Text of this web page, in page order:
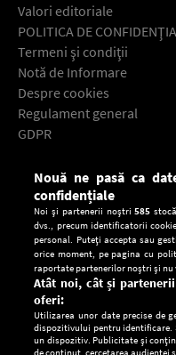
Valori editoriale
POLITICA DE
Termeni şi condiţii
Notă de Informare
Despre cookies
Regulament general
GDPR
Descarcă gratuit
Nouă ne pasă ca
confidențiale
Noi și partenerii noștri585
dvs., precum identificatorii
personal. Puteți accepta sau
orice moment, pe pagina cu
raportate partenerilor noștri și nu
Atât noi, cât și
oferi:
Utilizarea unor date precise de
dispozitivului pentru identificare.
un dispozitiv. Publicitate și
de conținut, cercetarea audienței